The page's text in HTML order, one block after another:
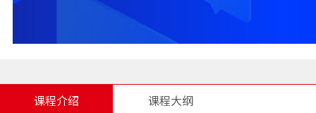
课程介绍 课程大纲